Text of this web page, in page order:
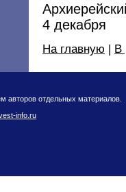
4 декабря
На главную | В
авторов отдельных материалов.
info.ru